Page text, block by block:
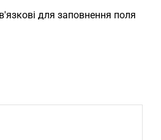
для заповнення поля